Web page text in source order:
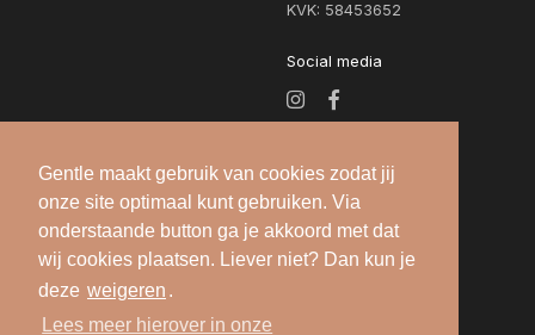
Gentle maakt gebruik van cookies zodat jij
onze site optimaal kunt gebruiken. Via
onderstaande button ga je akkoord met dat
wij cookies plaatsen. Liever niet? Dan kun je
deze weigeren .
Lees meer hierover in onze
KVK: 58453652
Social media
Alle rechten voorbehouden — 2026 © Gentle